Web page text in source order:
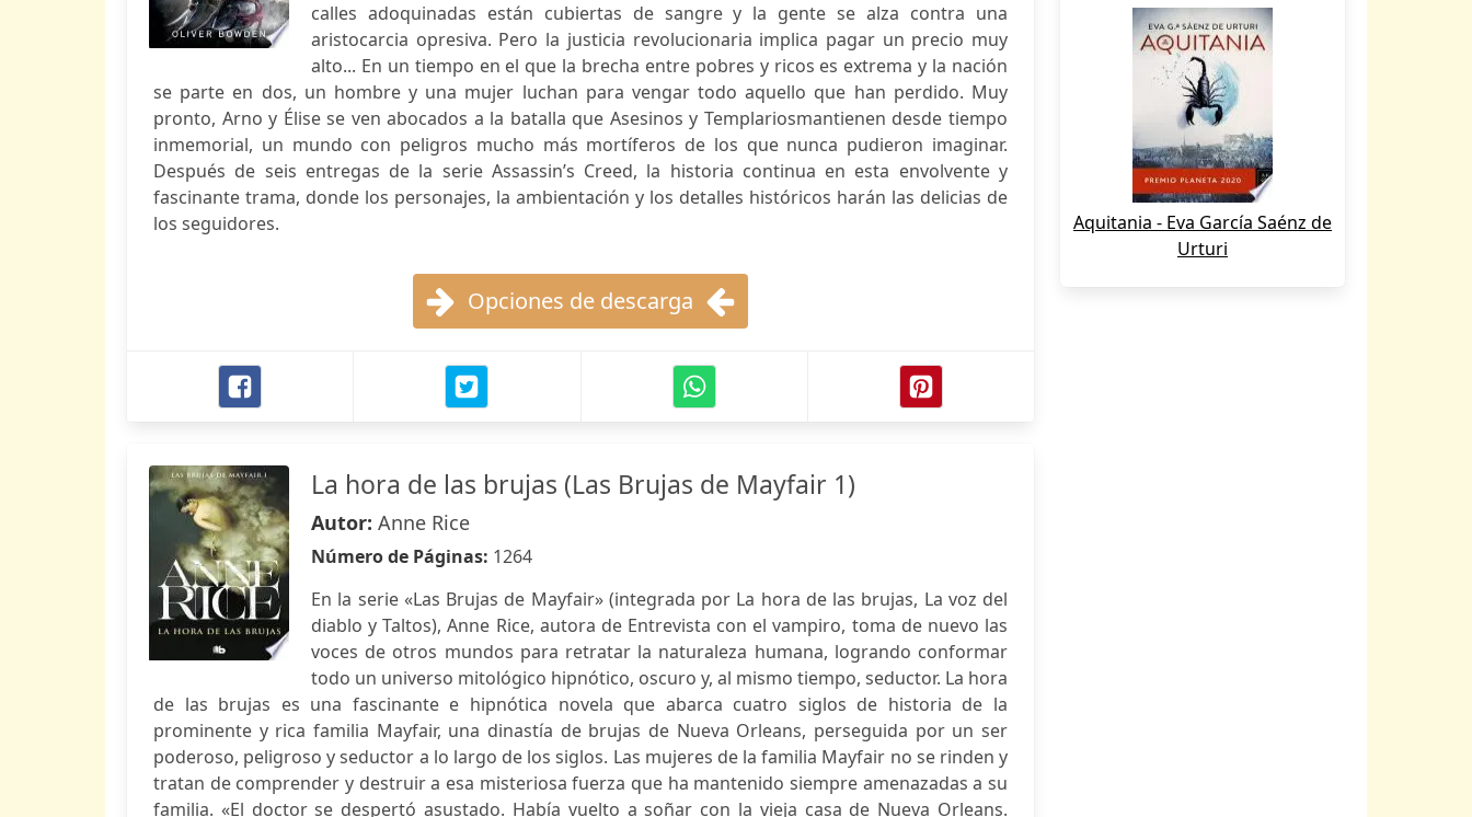
calles adoquinadas están cubiertas de sangre y la gente se alza contra una
aristocarcia opresiva. Pero la justicia revolucionaria implica pagar un precio muy
alto... En un tiempo en el que la brecha entre pobres y ricos es extrema y la nación
se parte en dos, un hombre y una mujer luchan para vengar todo aquello que han perdido. Muy
pronto, Arno y Élise se ven abocados a la batalla que Asesinos y Templariosmantienen desde tiempo
inmemorial, un mundo con peligros mucho más mortíferos de los que nunca pudieron imaginar.
Después de seis entregas de la serie Assassin’s Creed, la historia continua en esta envolvente y
fascinante trama, donde los personajes, la ambientación y los detalles históricos harán las delicias de
los seguidores.
Opciones de descarga
La hora de las brujas (Las Brujas de Mayfair 1)
Autor: Anne Rice
Número de Páginas: 1264
En la serie «Las Brujas de Mayfair» (integrada por La hora de las brujas, La voz del
diablo y Taltos), Anne Rice, autora de Entrevista con el vampiro, toma de nuevo las
voces de otros mundos para retratar la naturaleza humana, logrando conformar
todo un universo mitológico hipnótico, oscuro y, al mismo tiempo, seductor. La hora
de las brujas es una fascinante e hipnótica novela que abarca cuatro siglos de historia de la
prominente y rica familia Mayfair, una dinastía de brujas de Nueva Orleans, perseguida por un ser
poderoso, peligroso y seductor a lo largo de los siglos. Las mujeres de la familia Mayfair no se rinden y
tratan de comprender y destruir a esa misteriosa fuerza que ha mantenido siempre amenazadas a su
familia. «El doctor se despertó asustado. Había vuelto a soñar con la vieja casa de Nueva Orleans.
Aquitania - Eva García Saénz de
Urturi